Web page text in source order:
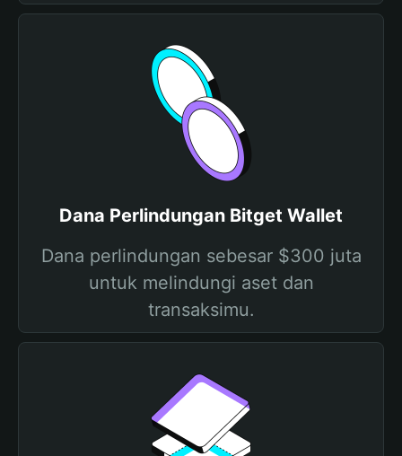
Dana Perlindungan Bitget Wallet
Dana perlindungan sebesar $300 juta
untuk melindungi aset dan
transaksimu.